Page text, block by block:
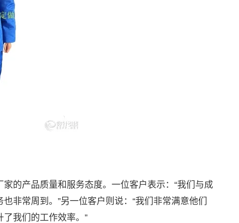
的产品质量和服务态度。一位客户表示：“我们与成
非常周到。”另一位客户则说：“我们非常满意他们
我们的工作效率。”